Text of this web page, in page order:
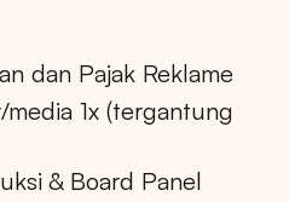
dan Pajak Reklame
1x (tergantung
& Board Panel